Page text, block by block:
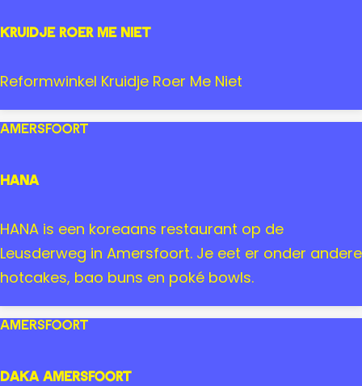
M
d
s
o
f
e
n
Kruidje Roer Me Niet
K
r
u
d
e
R
o
r
e
Reformwinkel Kruidje Roer Me Niet
HANA
H
A
N
A
HANA is een koreaans restaurant op de
Leusderweg in Amersfoort. Je eet er onder andere
hotcakes, bao buns en poké bowls.
Amersfoort
DAKA Amersfoort
Amersfoort